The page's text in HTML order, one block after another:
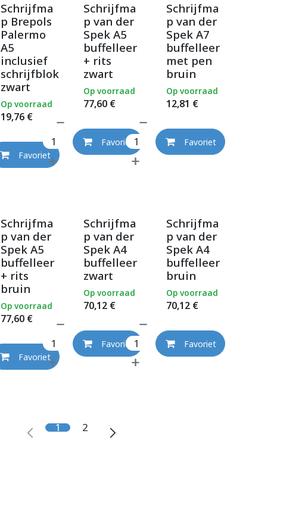
Schrijfma
p Brepols
Palermo
A5
inclusief
schrijfblok
zwart
19,76€
Op voorraad
Favoriet
Schrijfma
p van der
Spek A5
buffelleer
+ rits
zwart
77,60€
Op voorraad
Favoriet
Schrijfma
p van der
Spek A7
buffelleer
met pen
bruin
12,81 €
Op voorraad
Favoriet
Schrijfma
p van der
Spek A5
buffelleer
+ rits
bruin
77,60€
Op voorraad
Favoriet
Schrijfma
p van der
Spek A4
buffelleer
zwart
70,12€
Op voorraad
Favoriet
Schrijfma
p van der
Spek A4
buffelleer
bruin
70,12€
Op voorraad
Favoriet
1 2